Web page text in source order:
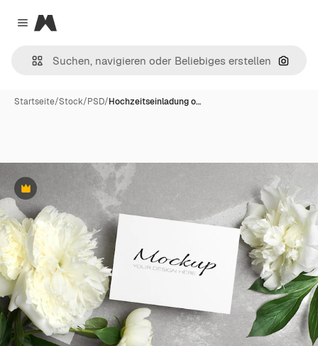
Close menu
Magnific
Nach
Startseite/Stock/PSD/Hochzeitseinladung o…
Premium